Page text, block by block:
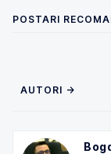
POSTARI
AUTORI →